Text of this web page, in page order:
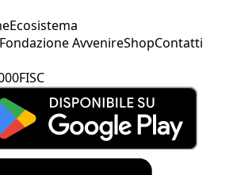
Ecosistema
Fondazione AvvenireShopContatti
FISC